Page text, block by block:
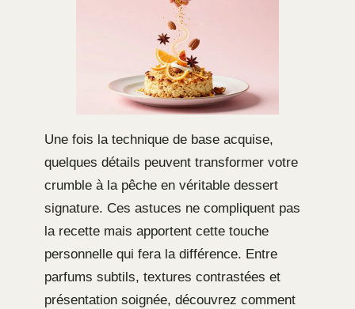
Une fois la technique de base acquise,
quelques détails peuvent transformer votre
crumble à la pêche en véritable dessert
signature. Ces astuces ne compliquent pas
la recette mais apportent cette touche
personnelle qui fera la différence. Entre
parfums subtils, textures contrastées et
présentation soignée, découvrez comment